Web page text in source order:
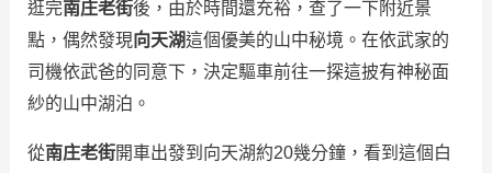
逛完南庄老街後，由於時間還充裕，查了一下附近景
點，偶然發現向天湖這個優美的山中秘境。在依武家的
司機依武爸的同意下，決定驅車前往一探這披有神秘面
紗的山中湖泊。
從南庄老街開車出發到向天湖約20幾分鐘，看到這個白